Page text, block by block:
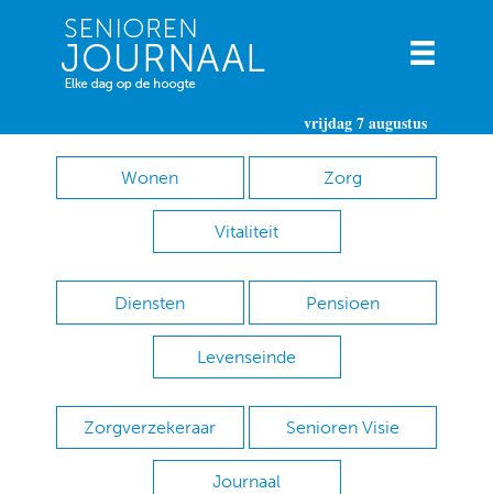
vrijdag 7 augustus
Wonen Zorg
Vitaliteit
Diensten Pensioen
Levenseinde
Zorgverzekeraar Senioren Visie
Journaal